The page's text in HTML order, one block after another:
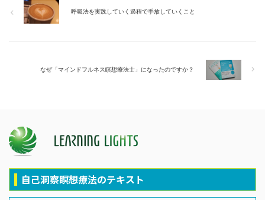
呼吸法を実践していく過程で手放していくこと
なぜ「マインドフルネス瞑想療法士」になったのですか？
自己洞察瞑想療法のテキスト